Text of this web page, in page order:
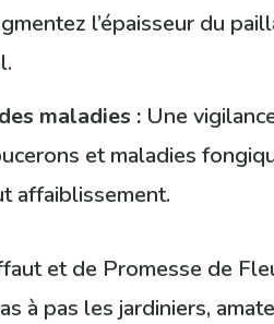
l’épaisseur du
maladies : Une
et maladies
affaiblissement.
et de Promesse de
à pas les jardiniers,